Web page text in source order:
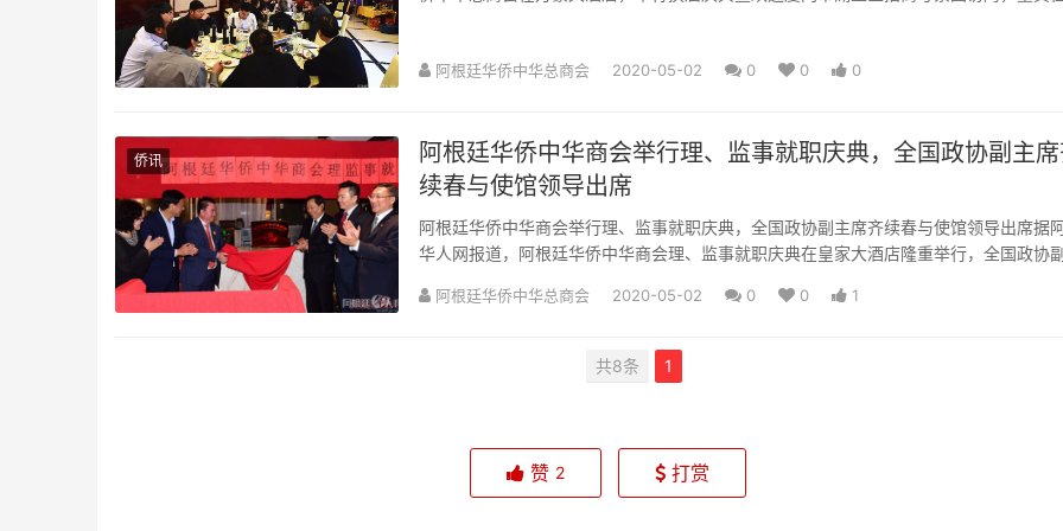
阿根廷华侨中华总商会 2020-05-02 0 0 0
侨讯
阿根廷华侨中华商会举行理、监事就职庆典，全国政协副主
续春与使馆领导出席
阿根廷华侨中华商会举行理、监事就职庆典，全国政协副主席齐续春与使馆领导出席据
华人网报道，阿根廷华侨中华商会理、监事就职庆典在皇家大酒店隆重举行，全国政协
阿根廷华侨中华总商会 2020-05-02 0 0 1
共8条 1
赞 2 打赏